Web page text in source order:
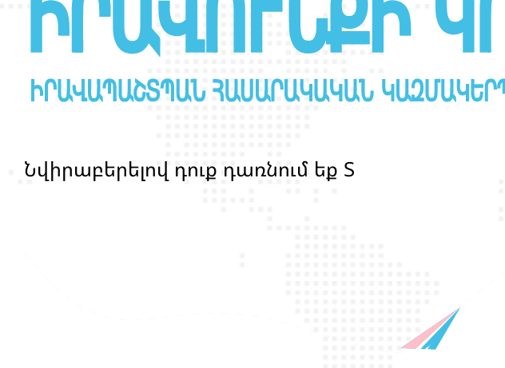
Նվիրաբերելով դոք դառնոմ եք Տ